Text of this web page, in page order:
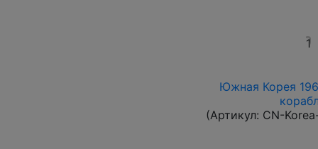
1
Южная Корея
(Артикул: CN-